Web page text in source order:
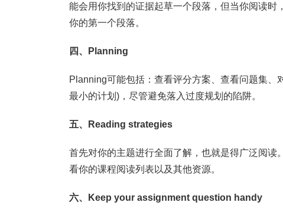
能会用你找到的证据起草一个段落，但当你阅读
你的第一个段落。
四、Planning
Planning可能包括：查看评分方案、查看问题集
最小的计划)，尽管避免落入过度规划的陷阱。
五、Reading strategies
首先对你的主题进行全面了解，也就是得广泛阅
看你的课程阅读列表以及其他资源。
六、Keep your assignment question handy